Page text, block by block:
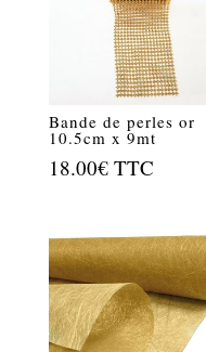
Bande de perles or
10.5cm x 9mt
18.00€ TTC